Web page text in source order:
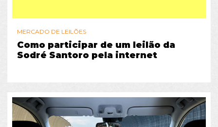
MERCADO DE LEILÕES
Como participar de um leilão da
Sodré Santoro pela internet